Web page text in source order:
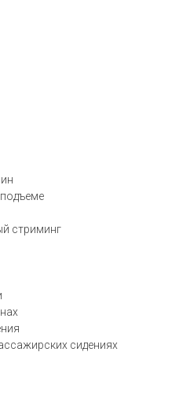
стриминг
сидениях